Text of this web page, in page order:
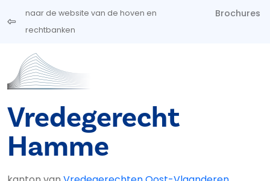
Overslaan en naar de inhoud gaan
naar de website van de hoven en
rechtbanken
Brochures
Vredegerecht
Hamme